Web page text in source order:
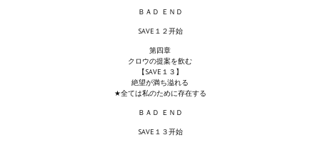
ＢＡＤ ＥＮＤ
SAVE１２开始
第四章
クロウの提案を飲む
【SAVE１３】
絶望が満ち溢れる
★全ては私のために存在する
ＢＡＤ ＥＮＤ
SAVE１３开始